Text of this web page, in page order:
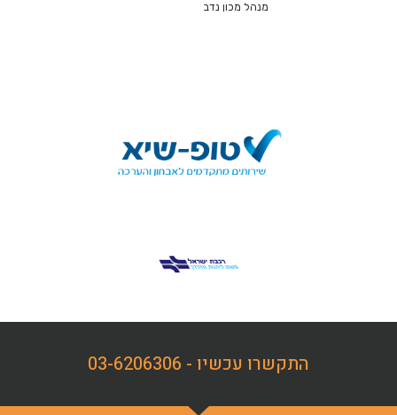
מנהל מכון נדב
התקשרו עכשיו - 03-6206306